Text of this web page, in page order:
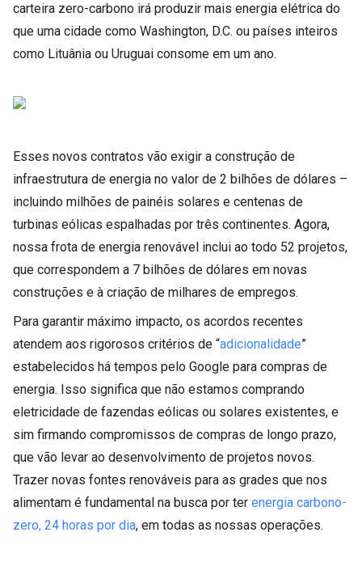
carteira zero-carbono irá produzir mais energia elétrica do
que uma cidade como Washington, D.C. ou países inteiros
como Lituânia ou Uruguai consome em um ano.
Esses novos contratos vão exigir a construção de
infraestrutura de energia no valor de 2 bilhões de dólares –
incluindo milhões de painéis solares e centenas de
turbinas eólicas espalhadas por três continentes. Agora,
nossa frota de energia renovável inclui ao todo 52 projetos,
que correspondem a 7 bilhões de dólares em novas
construções e à criação de milhares de empregos.
Para garantir máximo impacto, os acordos recentes
atendem aos rigorosos critérios de “adicionalidade”
estabelecidos há tempos pelo Google para compras de
energia. Isso significa que não estamos comprando
eletricidade de fazendas eólicas ou solares existentes, e
sim firmando compromissos de compras de longo prazo,
que vão levar ao desenvolvimento de projetos novos.
Trazer novas fontes renováveis para as grades que nos
alimentam é fundamental na busca por ter energia carbono-
zero, 24 horas por dia, em todas as nossas operações.